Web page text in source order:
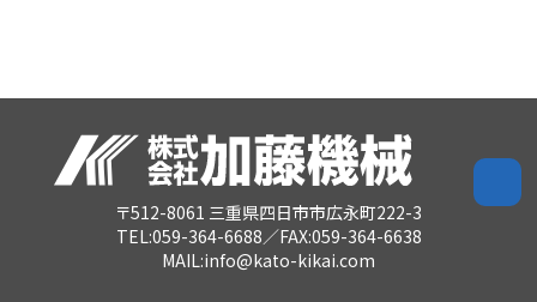
〒512-8061 三重県四日市市広永町222-3
TEL:059-364-6688／FAX:059-364-6638
MAIL:info@kato-kikai.com